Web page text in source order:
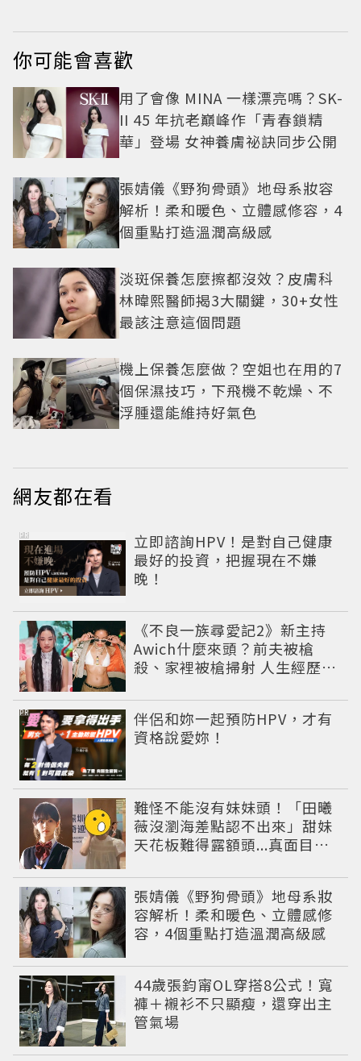
你可能會喜歡
用了會像 MINA 一樣漂亮嗎？SK-
II 45 年抗老巔峰作「青春鎖精
華」登場 女神養膚祕訣同步公開
張婧儀《野狗骨頭》地母系妝容
解析！柔和暖色、立體感修容，4
個重點打造溫潤高級感
淡斑保養怎麼擦都沒效？皮膚科
林暐熙醫師揭3大關鍵，30+女性
最該注意這個問題
機上保養怎麼做？空姐也在用的7
個保濕技巧，下飛機不乾燥、不
浮腫還能維持好氣色
網友都在看
立即諮詢HPV！是對自己健康
最好的投資，把握現在不嫌
晚！
PR
《不良一族尋愛記2》新主持
Awich什麼來頭？前夫被槍
殺、家裡被槍掃射 人生經歷比
伴侶和妳一起預防HPV，才有
資格說愛妳！
PR
難怪不能沒有妹妹頭！「田曦
薇沒瀏海差點認不出來」甜妹
天花板難得露額頭...真面目嚇
張婧儀《野狗骨頭》地母系妝
容解析！柔和暖色、立體感修
容，4個重點打造溫潤高級感
44歲張鈞甯OL穿搭8公式！寬
褲＋襯衫不只顯瘦，還穿出主
管氣場